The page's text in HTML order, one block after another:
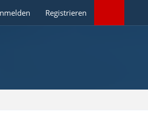
Registrieren